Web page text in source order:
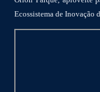
Ecossistema de Inovação